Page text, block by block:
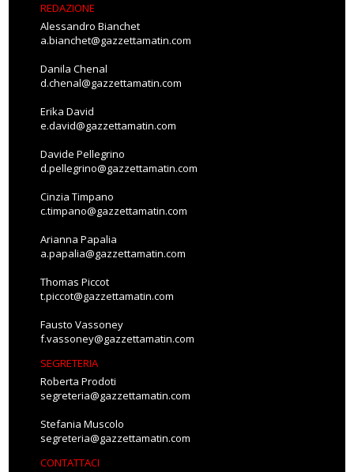
REDAZIONE
Alessandro Bianchet
a.bianchet@gazzettamatin.com
Danila Chenal
d.chenal@gazzettamatin.com
Erika David
e.david@gazzettamatin.com
Davide Pellegrino
d.pellegrino@gazzettamatin.com
Cinzia Timpano
c.timpano@gazzettamatin.com
Arianna Papalia
a.papalia@gazzettamatin.com
Thomas Piccot
t.piccot@gazzettamatin.com
Fausto Vassoney
f.vassoney@gazzettamatin.com
SEGRETERIA
Roberta Prodoti
segreteria@gazzettamatin.com
Stefania Muscolo
segreteria@gazzettamatin.com
CONTATTACI